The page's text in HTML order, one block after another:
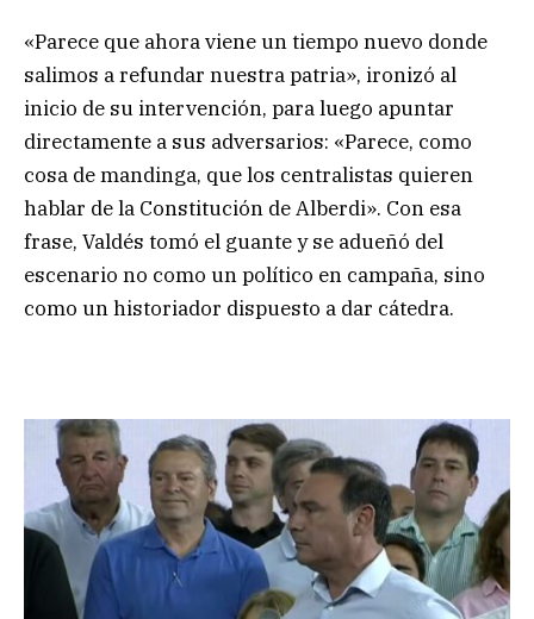
«Parece que ahora viene un tiempo nuevo donde
salimos a refundar nuestra patria», ironizó al
inicio de su intervención, para luego apuntar
directamente a sus adversarios: «Parece, como
cosa de mandinga, que los centralistas quieren
hablar de la Constitución de Alberdi». Con esa
frase, Valdés tomó el guante y se adueñó del
escenario no como un político en campaña, sino
como un historiador dispuesto a dar cátedra.